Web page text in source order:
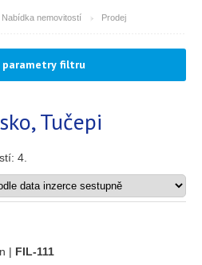
Nabídka nemovitostí Prodej
parametry filtru
Tučepi
4
| FIL-111